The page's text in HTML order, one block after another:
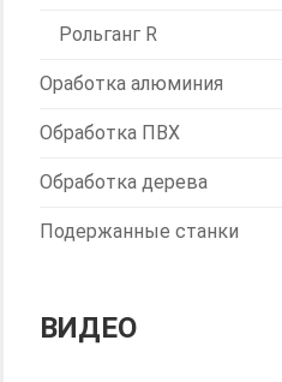
Рольганг R
Оработка алюминия
Обработка ПВХ
Обработка дерева
Подержанные станки
ВИДЕО